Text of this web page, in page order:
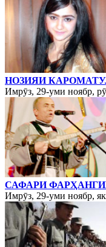
НОЗИЯИ
Имрӯз, 29-уми ноябр,
САФАРИ
Имрӯз, 29-уми ноябр,